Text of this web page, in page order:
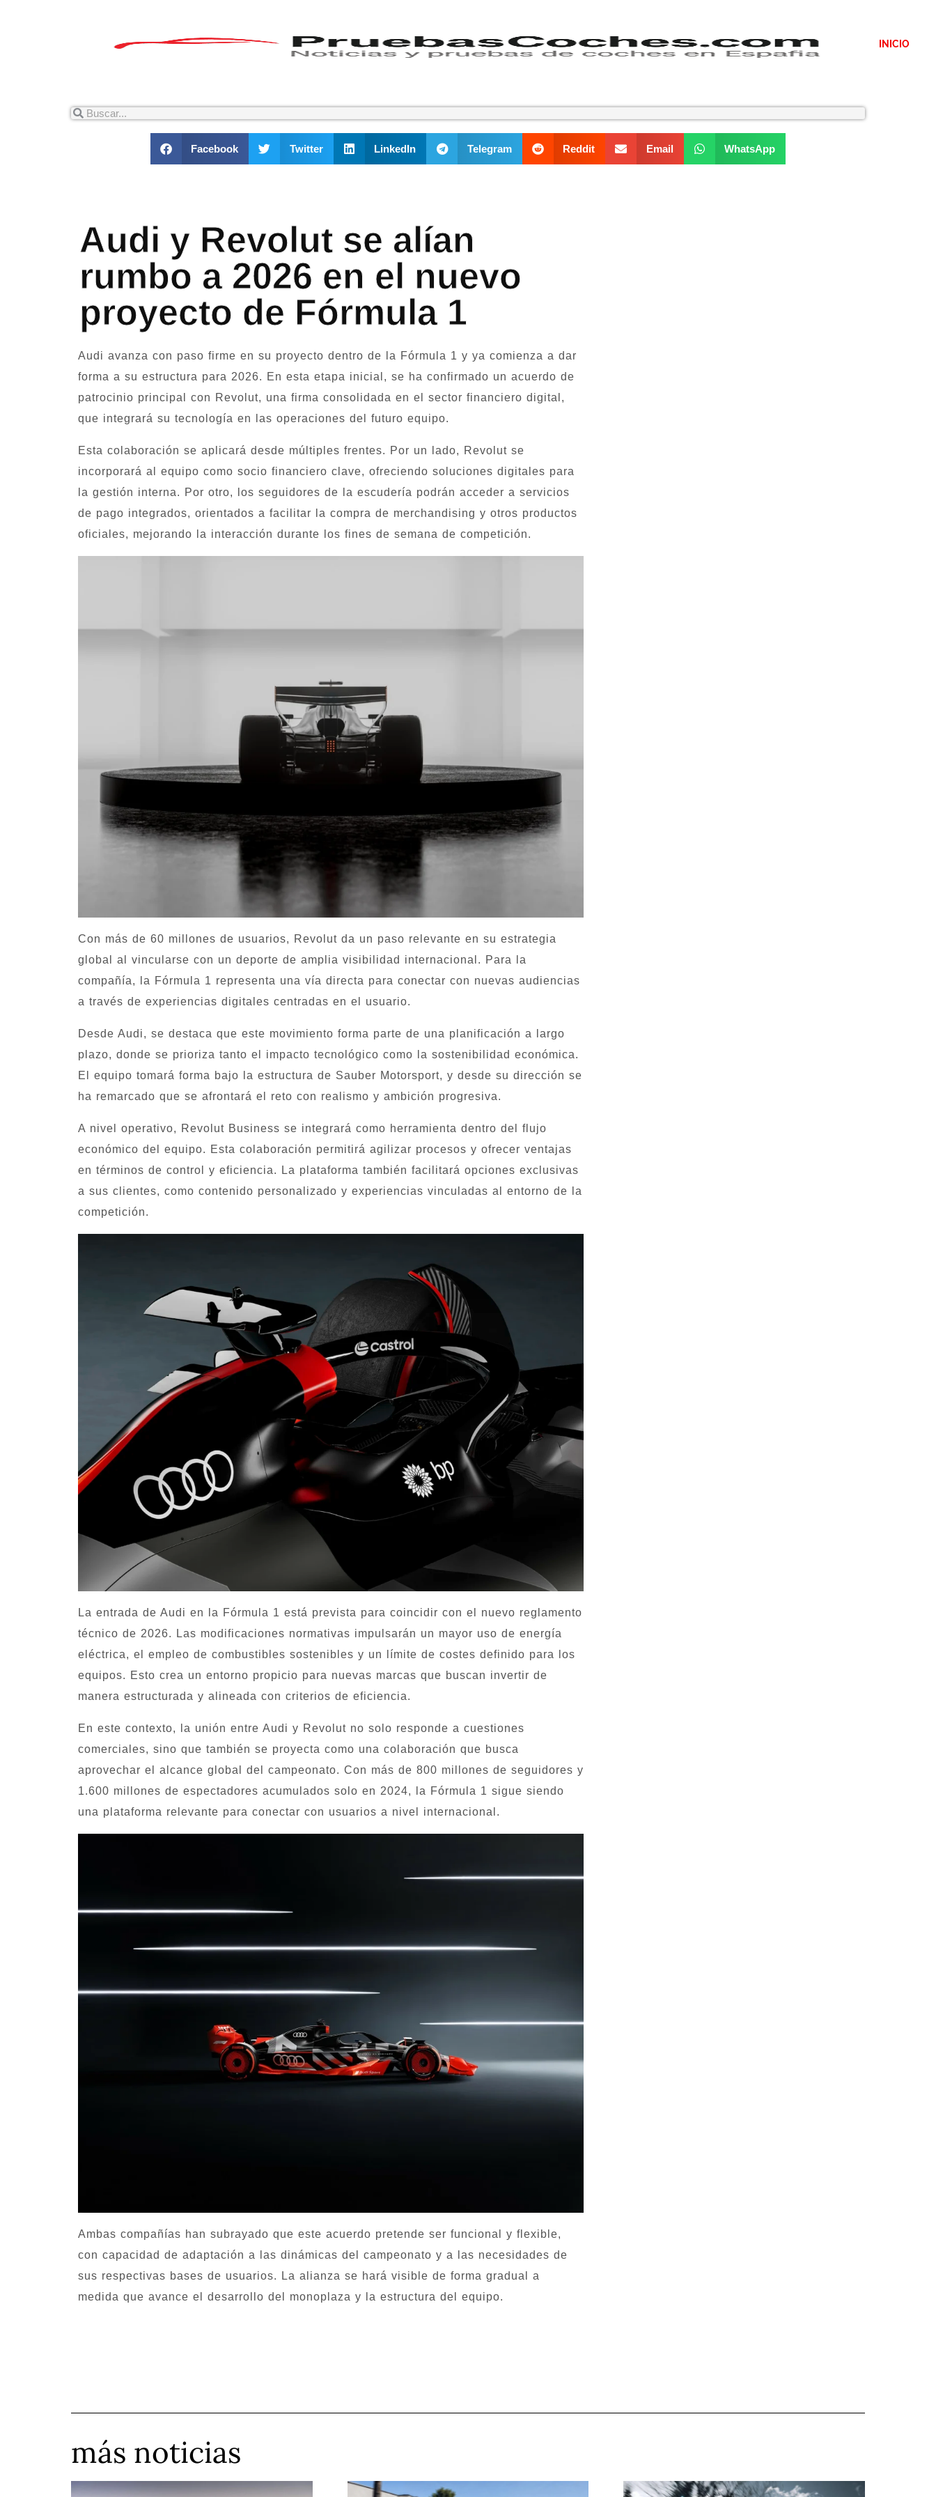
INICIO
Facebook Twitter LinkedIn Telegram Reddit Email WhatsApp
Audi y Revolut se alían
rumbo a 2026 en el nuevo
proyecto de Fórmula 1
Audi avanza con paso firme en su proyecto dentro de la Fórmula 1 y ya comienza a dar
forma a su estructura para 2026. En esta etapa inicial, se ha confirmado un acuerdo de
patrocinio principal con Revolut, una firma consolidada en el sector financiero digital,
que integrará su tecnología en las operaciones del futuro equipo.
Esta colaboración se aplicará desde múltiples frentes. Por un lado, Revolut se
incorporará al equipo como socio financiero clave, ofreciendo soluciones digitales para
la gestión interna. Por otro, los seguidores de la escudería podrán acceder a servicios
de pago integrados, orientados a facilitar la compra de merchandising y otros productos
oficiales, mejorando la interacción durante los fines de semana de competición.
Con más de 60 millones de usuarios, Revolut da un paso relevante en su estrategia
global al vincularse con un deporte de amplia visibilidad internacional. Para la
compañía, la Fórmula 1 representa una vía directa para conectar con nuevas audiencias
a través de experiencias digitales centradas en el usuario.
Desde Audi, se destaca que este movimiento forma parte de una planificación a largo
plazo, donde se prioriza tanto el impacto tecnológico como la sostenibilidad económica.
El equipo tomará forma bajo la estructura de Sauber Motorsport, y desde su dirección se
ha remarcado que se afrontará el reto con realismo y ambición progresiva.
A nivel operativo, Revolut Business se integrará como herramienta dentro del flujo
económico del equipo. Esta colaboración permitirá agilizar procesos y ofrecer ventajas
en términos de control y eficiencia. La plataforma también facilitará opciones exclusivas
a sus clientes, como contenido personalizado y experiencias vinculadas al entorno de la
competición.
La entrada de Audi en la Fórmula 1 está prevista para coincidir con el nuevo reglamento
técnico de 2026. Las modificaciones normativas impulsarán un mayor uso de energía
eléctrica, el empleo de combustibles sostenibles y un límite de costes definido para los
equipos. Esto crea un entorno propicio para nuevas marcas que buscan invertir de
manera estructurada y alineada con criterios de eficiencia.
En este contexto, la unión entre Audi y Revolut no solo responde a cuestiones
comerciales, sino que también se proyecta como una colaboración que busca
aprovechar el alcance global del campeonato. Con más de 800 millones de seguidores y
1.600 millones de espectadores acumulados solo en 2024, la Fórmula 1 sigue siendo
una plataforma relevante para conectar con usuarios a nivel internacional.
Ambas compañías han subrayado que este acuerdo pretende ser funcional y flexible,
con capacidad de adaptación a las dinámicas del campeonato y a las necesidades de
sus respectivas bases de usuarios. La alianza se hará visible de forma gradual a
medida que avance el desarrollo del monoplaza y la estructura del equipo.
más noticias